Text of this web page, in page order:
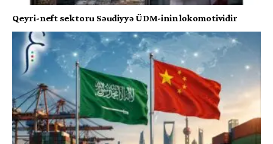
Qeyri-neft sektoru Səudiyyə ÜDM-inin lokomotividir